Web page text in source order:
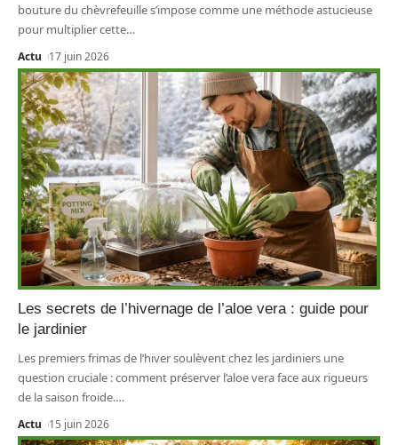
bouture du chèvrefeuille s’impose comme une méthode astucieuse
pour multiplier cette…
Actu 17 juin 2026
Les secrets de l’hivernage de l’aloe vera : guide pour
le jardinier
Les premiers frimas de l’hiver soulèvent chez les jardiniers une
question cruciale : comment préserver l’aloe vera face aux rigueurs
de la saison froide.…
Actu 15 juin 2026